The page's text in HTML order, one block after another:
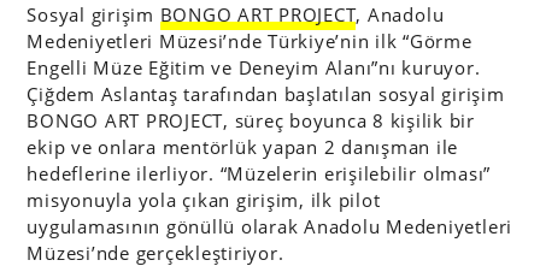
Sosyal girişim BONGO ART PROJECT, Anadolu
Medeniyetleri Müzesi’nde Türkiye’nin ilk “Görme
Engelli Müze Eğitim ve Deneyim Alanı”nı kuruyor.
Çiğdem Aslantaş tarafından başlatılan sosyal girişim
BONGO ART PROJECT, süreç boyunca 8 kişilik bir
ekip ve onlara mentörlük yapan 2 danışman ile
hedeflerine ilerliyor. “Müzelerin erişilebilir olması”
misyonuyla yola çıkan girişim, ilk pilot
uygulamasının gönüllü olarak Anadolu Medeniyetleri
Müzesi’nde gerçekleştiriyor.